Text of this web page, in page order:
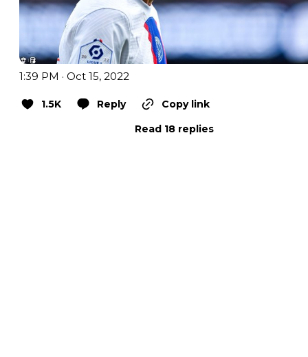
1:39 PM · Oct 15, 2022
1.5K Reply
Copy link
Read 18 replies